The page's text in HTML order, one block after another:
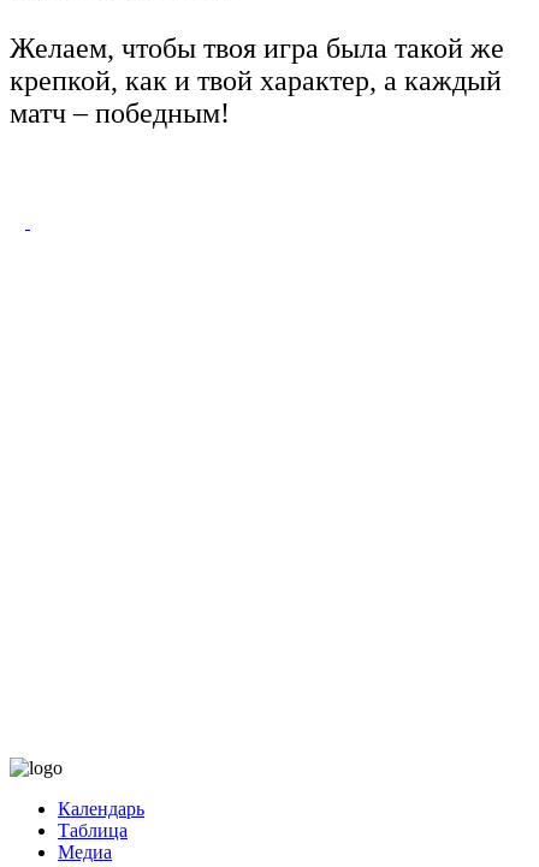
Желаем, чтобы твоя игра была такой же
крепкой, как и твой характер, а каждый
матч – победным!
Календарь
Таблица
Медиа